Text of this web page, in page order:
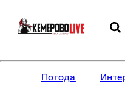
Погода